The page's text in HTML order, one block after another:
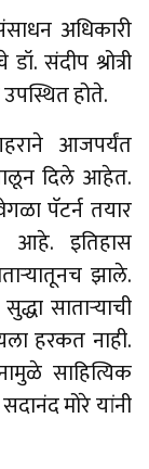
अधिकारी
संदीप श्रोत्री
होते.
आजपर्यंत
दिले आहेत.
पॅटर्न तयार
आहे. इतिहास
झाले.
सातार्‍याची
हरकत नाही.
साहित्यिक
मोरे यांनी